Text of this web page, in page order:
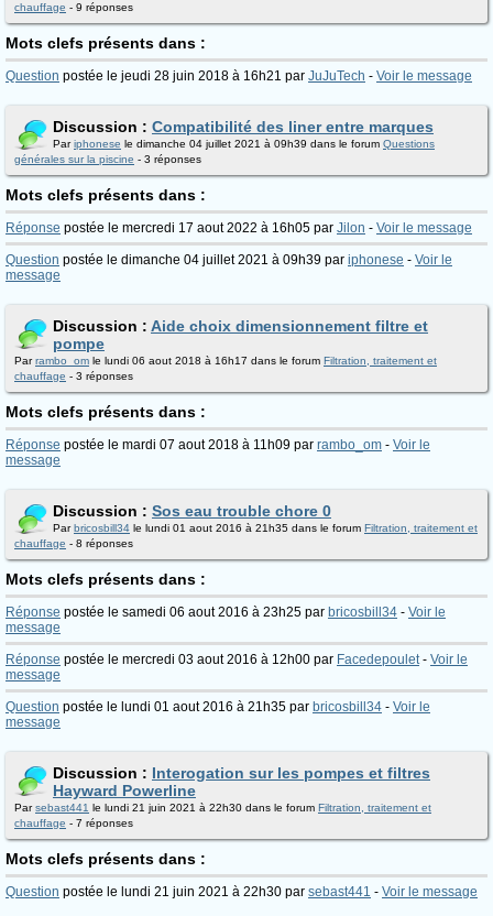
chauffage - 9 réponses
Mots clefs présents dans :
Question postée le jeudi 28 juin 2018 à 16h21 par JuJuTech - Voir le message
Discussion : Compatibilité des liner entre marques
Pariphonese le dimanche 04 juillet 2021 à 09h39 dans le forum Questions
générales sur la piscine - 3 réponses
Mots clefs présents dans :
Réponse postée le mercredi 17 aout 2022 à 16h05 par Jilon - Voir le message
Question postée le dimanche 04 juillet 2021 à 09h39 par iphonese - Voir le
message
Discussion : Aide choix dimensionnement filtre et
pompe
Parrambo_om le lundi 06 aout 2018 à 16h17 dans le forum Filtration, traitement et
chauffage - 3 réponses
Mots clefs présents dans :
Réponse postée le mardi 07 aout 2018 à 11h09 par rambo_om - Voir le
message
Discussion : Sos eau trouble chore 0
Parbricosbill34 le lundi 01 aout 2016 à 21h35 dans le forum Filtration, traitement et
chauffage - 8 réponses
Mots clefs présents dans :
Réponse postée le samedi 06 aout 2016 à 23h25 par bricosbill34 - Voir le
message
Réponse postée le mercredi 03 aout 2016 à 12h00 par Facedepoulet- Voir le
message
Question postée le lundi 01 aout 2016 à 21h35 par bricosbill34 - Voir le
message
Discussion : Interogation sur les pompes et filtres
Hayward Powerline
Parsebast441 le lundi 21 juin 2021 à 22h30 dans le forum Filtration, traitement et
chauffage - 7 réponses
Mots clefs présents dans :
Question postée le lundi 21 juin 2021 à 22h30 par sebast441 - Voir le message